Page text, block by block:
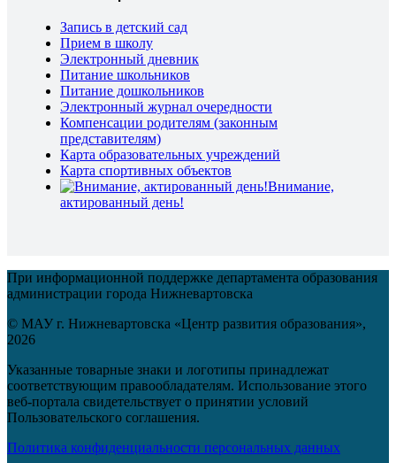
Запись в детский сад
Прием в школу
Электронный дневник
Питание школьников
Питание дошкольников
Электронный журнал очередности
Компенсации родителям (законным
представителям)
Карта образовательных учреждений
Карта спортивных объектов
Внимание,
актированный день!
При информационной поддержке департамента образования
администрации города Нижневартовска
© МАУ г. Нижневартовска «Центр развития образования»,
2026
Указанные товарные знаки и логотипы принадлежат
соответствующим правообладателям. Использование этого
веб-портала свидетельствует о принятии условий
Пользовательского соглашения.
Политика конфиденциальности персональных данных